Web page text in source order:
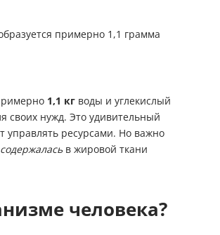
примерно 1,1 грамма
1,1 кг воды и углекислый
своих нужд. Это удивительный
управлять ресурсами. Но важно
содержалась в жировой ткани
человека?